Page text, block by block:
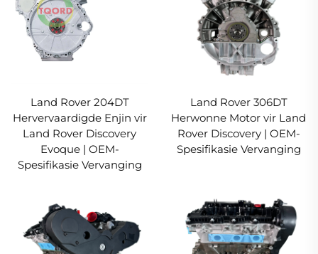
Land Rover 204DT
Hervervaardigde Enjin vir
Land Rover Discovery
Evoque | OEM-
Spesifikasie Vervanging
Land Rover 306DT
Herwonne Motor vir Land
Rover Discovery | OEM-
Spesifikasie Vervanging